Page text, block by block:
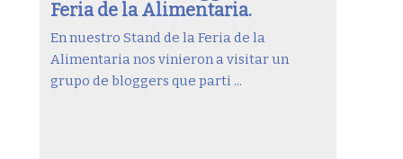
Feria de la Alimentaria.
En nuestro Stand de la Feria de la
Alimentaria nos vinieron a visitar un
grupo de bloggers que parti ...